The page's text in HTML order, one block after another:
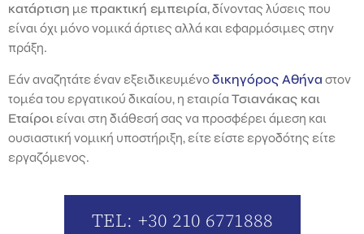
κατάρτιση μεπρακτική εμπειρία, δίνοντας λύσεις που
είναι όχι μόνο νομικά άρτιες αλλά και εφαρμόσιμες στην
πράξη.
Εάν αναζητάτε έναν εξειδικευμένοδικηγόρος Αθήνα στον
τομέα του εργατικού δικαίου, η εταιρία Τσιανάκας και
Εταίροι είναι στη διάθεσή σας να προσφέρει άμεση και
ουσιαστική νομική υποστήριξη, είτε είστε εργοδότης είτε
εργαζόμενος.
TEL: +30 210 6771888